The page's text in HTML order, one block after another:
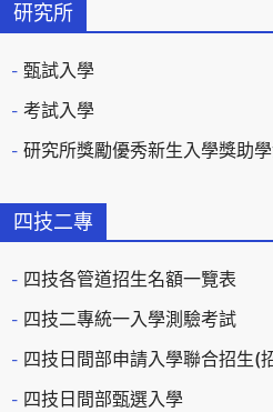
研究所
甄試入學
考試入學
研究所獎勵優秀新生入學獎助
四技二專
四技各管道招生名額一覽表
四技二專統一入學測驗考試
四技日間部申請入學聯合招生(
四技日間部甄選入學